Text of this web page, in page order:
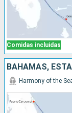
Comidas incluidas
BAHAMAS,
Harmony of the